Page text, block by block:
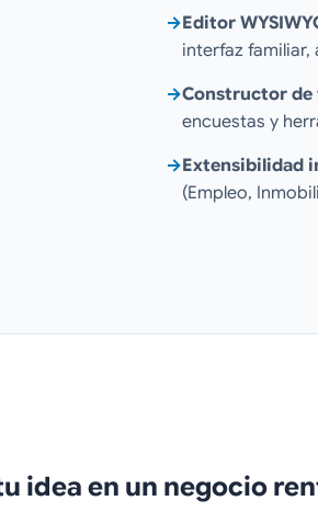
→Editor
interfaz
→Constructor
encuestas y
→Extensibilidad
(Empleo,
idea en un negocio